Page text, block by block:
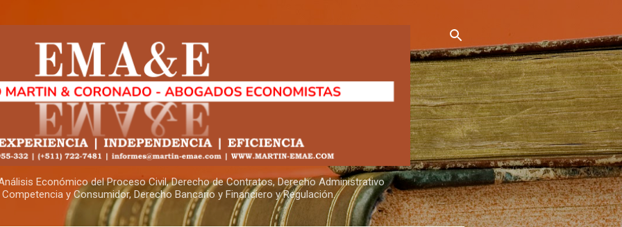
Económico del Proceso Civil, Derecho de Contratos, Derecho Administrativo
y Consumidor, Derecho Bancario y Financiero y Regulación.